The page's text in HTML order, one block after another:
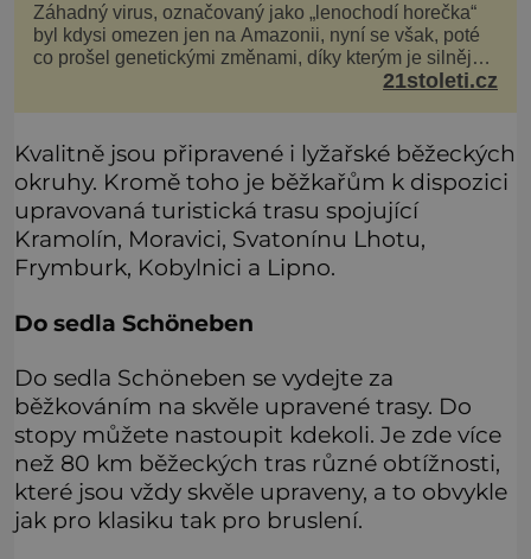
Záhadný virus, označovaný jako „lenochodí horečka“
byl kdysi omezen jen na Amazonii, nyní se však, poté
co prošel genetickými změnami, díky kterým je silnější,
šíří po celé Americe a první případy se objevily už i v
21stoleti.cz
Kvalitně jsou připravené i lyžařské běžeckých
okruhy. Kromě toho je běžkařům k dispozici
upravovaná turistická trasu spojující
Kramolín, Moravici, Svatonínu Lhotu,
Frymburk, Kobylnici a Lipno.
Do sedla Schöneben
Do sedla Schöneben se vydejte za
běžkováním na skvěle upravené trasy. Do
stopy můžete nastoupit kdekoli. Je zde více
než 80 km běžeckých tras různé obtížnosti,
které jsou vždy skvěle upraveny, a to obvykle
jak pro klasiku tak pro bruslení.